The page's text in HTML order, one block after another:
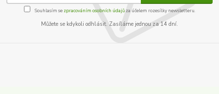
Souhlasím se zpracováním osobních údajůza účelem rozesílky newsletteru.
Můžete se kdykoli odhlásit. Zasíláme jednou za 14 dní.